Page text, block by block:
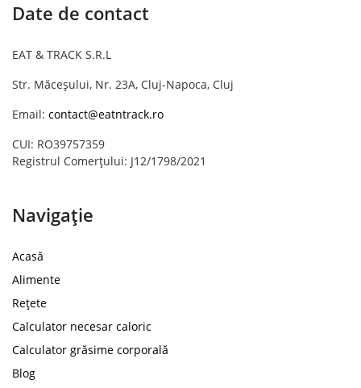
Date de contact
EAT & TRACK S.R.L
Str. Măceșului, Nr. 23A, Cluj-Napoca, Cluj
Email: contact@eatntrack.ro
CUI: RO39757359
Registrul Comerțului: J12/1798/2021
Navigație
Acasă
Alimente
Rețete
Calculator necesar caloric
Calculator grăsime corporală
Blog